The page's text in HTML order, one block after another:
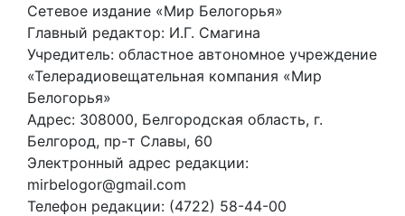
Сетевое издание «Мир Белогорья»
Главный редактор: И.Г. Смагина
Учредитель: областное автономное учреждение
«Телерадиовещательная компания «Мир
Белогорья»
Адрес: 308000, Белгородская область, г.
Белгород, пр-т Славы, 60
Электронный адрес редакции:
mirbelogor@gmail.com
Телефон редакции: (4722) 58-44-00